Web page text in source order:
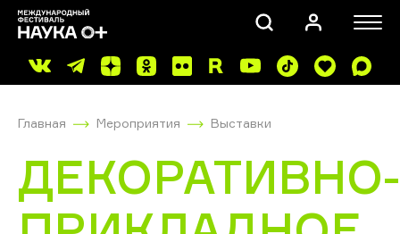
Главная Мероприятия Выставки
ДЕКОРАТИВНО-